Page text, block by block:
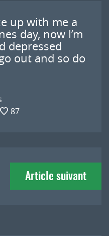
up with me a
day, now I’m
depressed
out and so do
87
Article suivant